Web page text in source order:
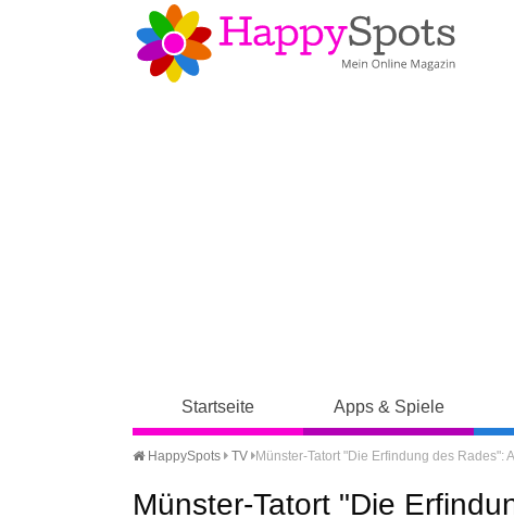
Startseite Apps & Spiele
HappySpots TV Münster-Tatort "Die Erfindung des
Münster-Tatort "Die